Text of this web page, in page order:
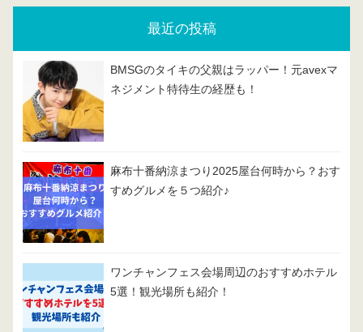
最近の投稿
BMSGのタイキの父親はラッパー！元avexマ
ネジメント特待生の経歴も！
麻布十番納涼まつり2025屋台何時から？おす
すめグルメを５つ紹介♪
ワンチャンフェス会場周辺のおすすめホテル
5選！観光場所も紹介！